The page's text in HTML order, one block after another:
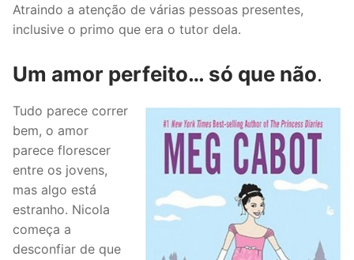
Atraindo a atenção de várias pessoas presentes,
inclusive o primo que era o tutor dela.
Um amor perfeito… só que não.
Tudo parece correr
bem, o amor
parece florescer
entre os jovens,
mas algo está
estranho. Nicola
começa a
desconfiar de que